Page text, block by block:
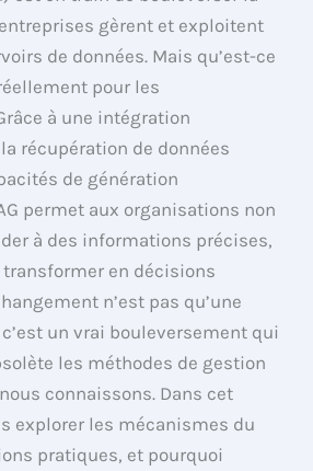
gèrent et exploitent
de données. Mais qu’est-ce
pour les
à une intégration
récupération de données
de génération
permet aux organisations non
à des informations précises,
en décisions
n’est pas qu’une
un vrai bouleversement qui
les méthodes de gestion
connaissons. Dans cet
explorer les mécanismes du
pratiques, et pourquoi